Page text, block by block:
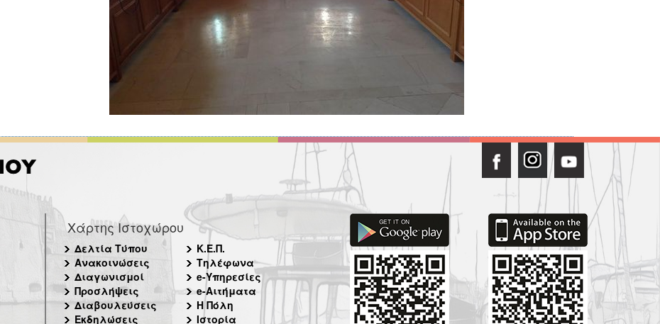
Χάρτης Ιστοχώρου
Δελτία Τύπου
Ανακοινώσεις
Διαγωνισμοί
Προσλήψεις
Διαβουλεύσεις
Εκδηλώσεις
Κ.Ε.Π.
Τηλέφωνα
e-Υπηρεσίες
e-Αιτήματα
Η Πόλη
Ιστορία